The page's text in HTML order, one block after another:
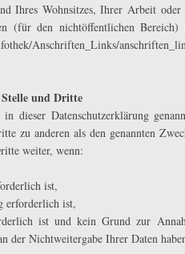
Ihres Wohnsitzes, Ihrer Arbeit oder
(für den nichtöffentlichen Bereich)
Anschriften_Links/
und Dritte
dieser Datenschutzerklärung
zu anderen als den genannten
weiter, wenn:
ist,
erforderlich ist,
ist und kein Grund zur
der Nichtweitergabe Ihrer Daten